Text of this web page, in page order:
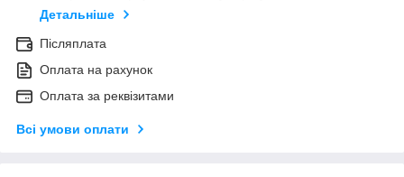
Детальніше
Післяплата
Оплата на рахунок
Оплата за реквізитами
Всі умови оплати